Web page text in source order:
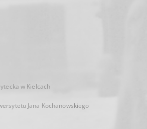
w Kielcach
Jana Kochanowskiego